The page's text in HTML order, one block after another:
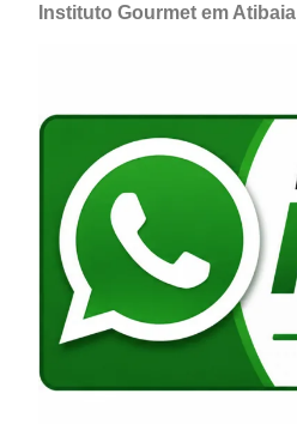
Instituto Gourmet em Atibaia